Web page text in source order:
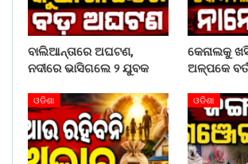
ବାଲିଆନ୍ତାରେ ଅଘଟଣ,
ନଦୀରେ ଭାସିଗଲେ ୨ ଯୁବକ
କେନାଲକୁ
ଅଳ୍ପକେ
ଓଡିଶା ଓଡିଶା